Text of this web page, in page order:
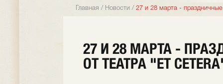
Главная / Новости / 27 и 28 марта -
27 И 28 МАРТА -
ОТ ТЕАТРА "ET